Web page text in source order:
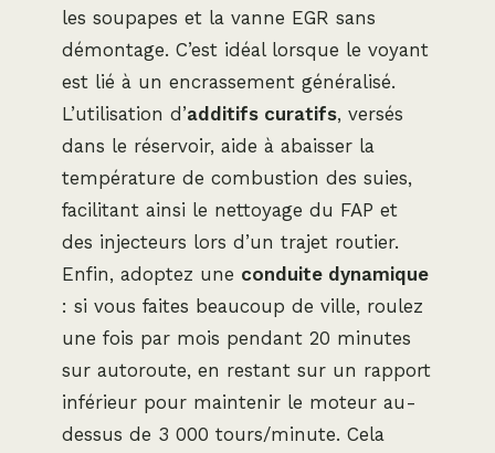
les soupapes et la vanne EGR sans
démontage. C’est idéal lorsque le voyant
est lié à un encrassement généralisé.
L’utilisation d’additifs curatifs, versés
dans le réservoir, aide à abaisser la
température de combustion des suies,
facilitant ainsi le nettoyage du FAP et
des injecteurs lors d’un trajet routier.
Enfin, adoptez une conduite dynamique
: si vous faites beaucoup de ville, roulez
une fois par mois pendant 20 minutes
sur autoroute, en restant sur un rapport
inférieur pour maintenir le moteur au-
dessus de 3 000 tours/minute. Cela